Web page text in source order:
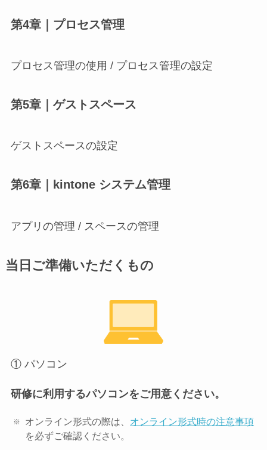
第4章｜プロセス管理
プロセス管理の使用 / プロセス管理の設定
第5章｜ゲストスペース
ゲストスペースの設定
第6章｜kintone システム管理
アプリの管理 / スペースの管理
当日ご準備いただくもの
① パソコン
研修に利用するパソコンをご用意ください。
オンライン形式の際は、 オンライン形式時の注意事項
を必ずご確認ください。